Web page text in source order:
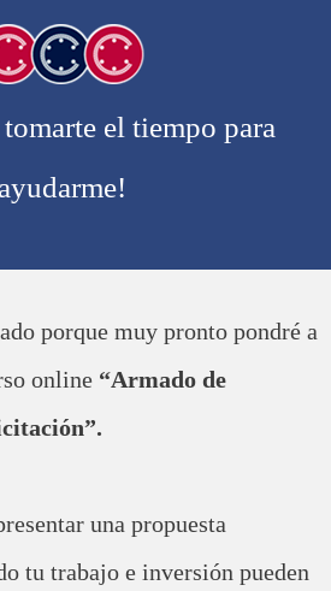
tomarte el tiempo para
ayudarme!
porque muy pronto pondré a
online “Armado de
una propuesta
tu trabajo e inversión pueden